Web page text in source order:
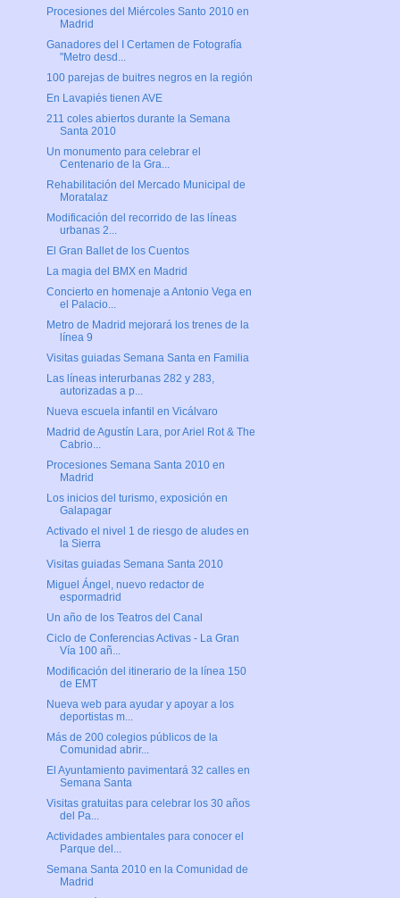
Procesiones del Miércoles Santo 2010 en
Madrid
Ganadores del I Certamen de Fotografía
"Metro desd...
100 parejas de buitres negros en la región
En Lavapiés tienen AVE
211 coles abiertos durante la Semana
Santa 2010
Un monumento para celebrar el
Centenario de la Gra...
Rehabilitación del Mercado Municipal de
Moratalaz
Modificación del recorrido de las líneas
urbanas 2...
El Gran Ballet de los Cuentos
La magia del BMX en Madrid
Concierto en homenaje a Antonio Vega en
el Palacio...
Metro de Madrid mejorará los trenes de la
línea 9
Visitas guiadas Semana Santa en Familia
Las líneas interurbanas 282 y 283,
autorizadas a p...
Nueva escuela infantil en Vicálvaro
Madrid de Agustín Lara, por Ariel Rot & The
Cabrio...
Procesiones Semana Santa 2010 en
Madrid
Los inicios del turismo, exposición en
Galapagar
Activado el nivel 1 de riesgo de aludes en
la Sierra
Visitas guiadas Semana Santa 2010
Miguel Ángel, nuevo redactor de
espormadrid
Un año de los Teatros del Canal
Ciclo de Conferencias Activas - La Gran
Vía 100 añ...
Modificación del itinerario de la línea 150
de EMT
Nueva web para ayudar y apoyar a los
deportistas m...
Más de 200 colegios públicos de la
Comunidad abrir...
El Ayuntamiento pavimentará 32 calles en
Semana Santa
Visitas gratuitas para celebrar los 30 años
del Pa...
Actividades ambientales para conocer el
Parque del...
Semana Santa 2010 en la Comunidad de
Madrid